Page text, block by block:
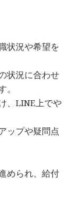
状況や希望を
状況に合わせ
、LINE上でや
ップや疑問点
められ、給付